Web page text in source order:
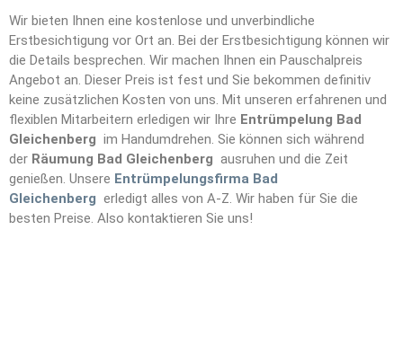
Wir bieten Ihnen eine kostenlose und unverbindliche
Erstbesichtigung vor Ort an. Bei der Erstbesichtigung können wir
die Details besprechen. Wir machen Ihnen ein Pauschalpreis
Angebot an. Dieser Preis ist fest und Sie bekommen definitiv
keine zusätzlichen Kosten von uns. Mit unseren erfahrenen und
flexiblen Mitarbeitern erledigen wir Ihre Entrümpelung Bad
Gleichenberg im Handumdrehen. Sie können sich während
der Räumung Bad Gleichenberg ausruhen und die Zeit
genießen. Unsere Entrümpelungsfirma Bad
Gleichenberg erledigt alles von A-Z. Wir haben für Sie die
besten Preise. Also kontaktieren Sie uns!